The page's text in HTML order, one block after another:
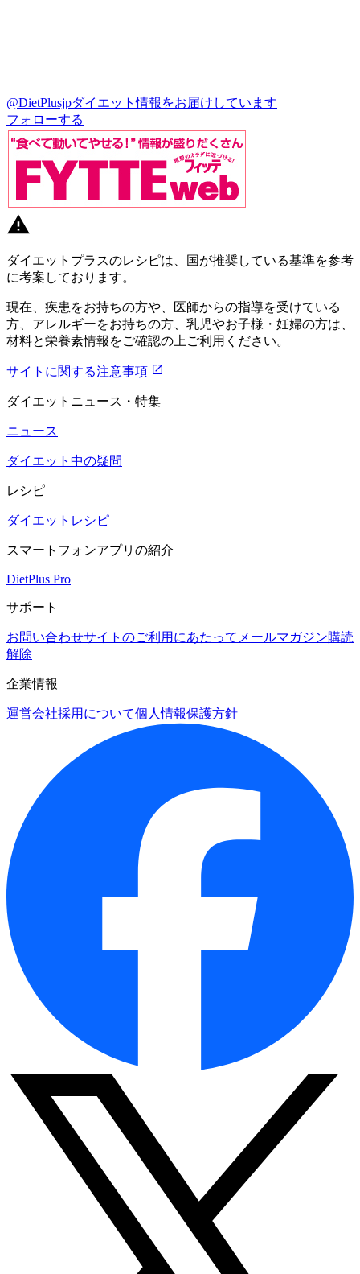
@DietPlusjpダイエット情報をお届けしています
フォローする
ダイエットプラスのレシピは、国が推奨している基準を参考
に考案しております。
現在、疾患をお持ちの方や、医師からの指導を受けている
方、アレルギーをお持ちの方、乳児やお子様・妊婦の方は、
材料と栄養素情報をご確認の上ご利用ください。
サイトに関する注意事項
ダイエットニュース・特集
ニュース
ダイエット中の疑問
レシピ
ダイエットレシピ
スマートフォンアプリの紹介
DietPlus Pro
サポート
お問い合わせサイトのご利用にあたって メールマガジン購読
解除
企業情報
運営会社採用について個人情報保護方針